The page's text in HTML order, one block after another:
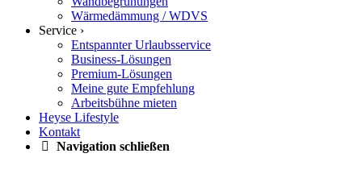
Wärmedämmung / WDVS
Service ›
Entspannter Urlaubsservice
Business-Lösungen
Premium-Lösungen
Meine gute Empfehlung
Arbeitsbühne mieten
Heyse Lifestyle
Kontakt
Navigation schließen